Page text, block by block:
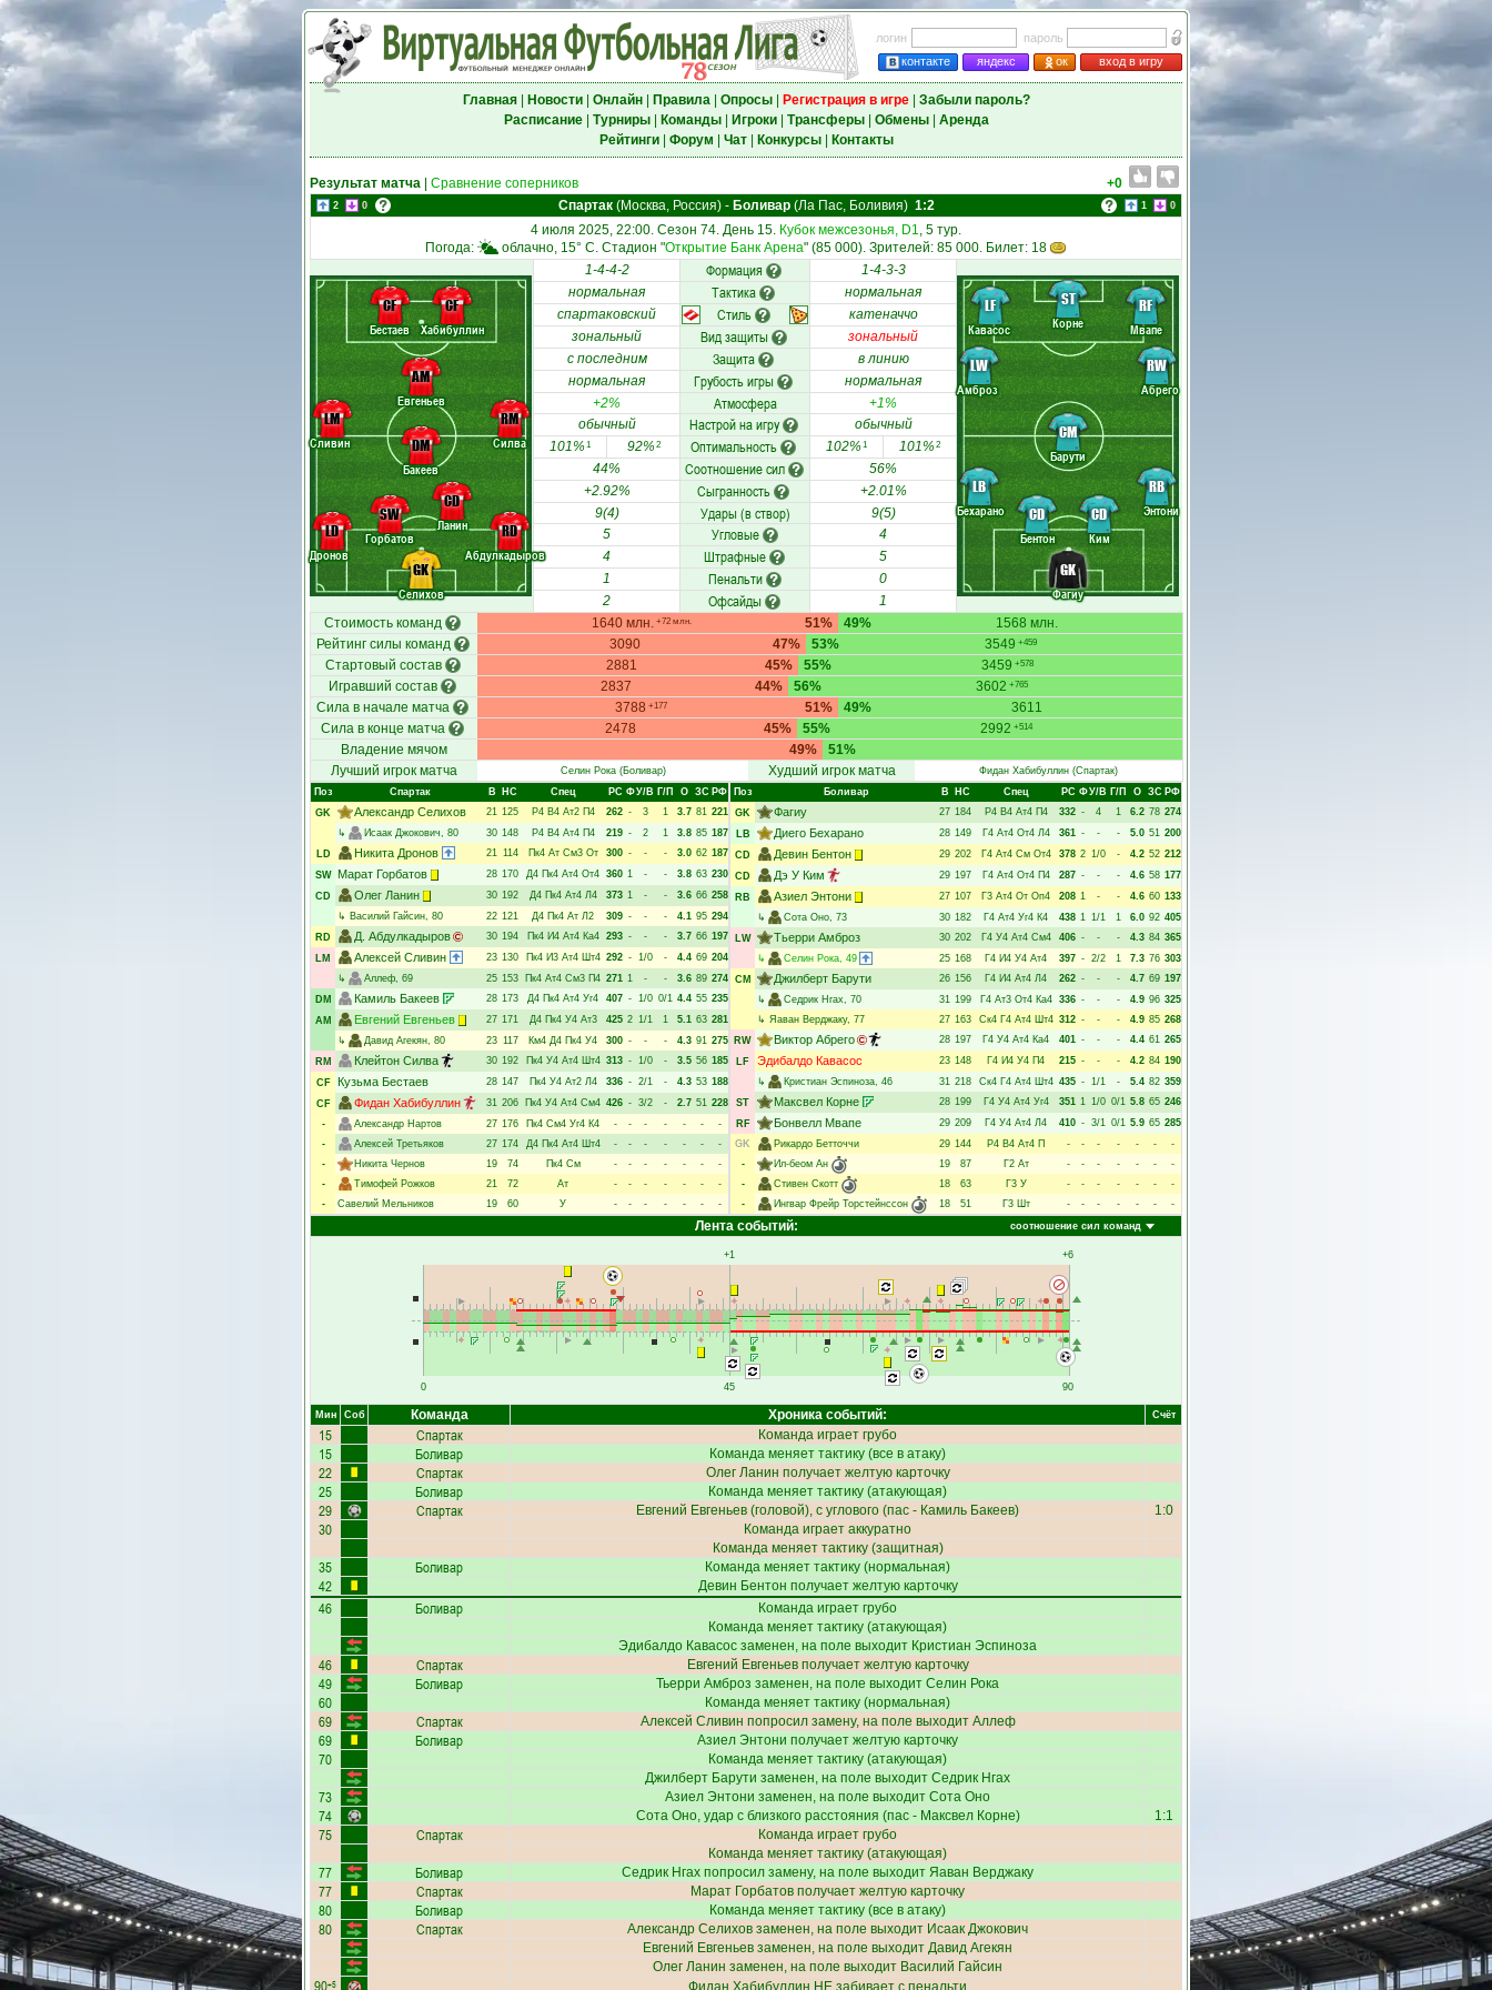
логин
пароль
контакте
яндекс ок вход в игру
Главная| Новости| Онлайн| Правила| Опросы| Регистрация в игре| Забыли пароль?
Расписание| Турниры| Команды| Игроки| Трансферы| Обмены| Аренда
Рейтинги| Форум Чат| Конкурсы| Контакты
Результат матча Сравнение соперников +0
2 0 Спартак(Москва, Россия)- Боливар(Ла Пас, Боливия) 1:2 1 0
4 июля 2025, 22:00. Сезон 74. День 15. Кубок межсезонья, D1, 5 тур.
Погода:
облачно, 15° C. Стадион "Открытие Банк Арена" (85 000). Зрителей: 85 000. Билет: 18
Селихов
Дронов
Горбатов
Ланин
Абдулкадыров
Сливин
Бакеев
Евгеньев
Силва
Бестаев Хабибуллин
GK
LD
SW
CD
RD
LM
DM
AM
RM
CF CF
1-4-4-2 Формация 1-4-3-3
Фагиу
Бехарано
Бентон
Ким
Энтони
Амброз
Барути
Абрего
Кавасос Корне Мвапе
GK
LB
CD
CD
RB
LW
CM
RW
LF ST RF
нормальная Тактика
нормальная
спартаковский
Стиль
катеначчо
зональный
Вид защиты
зональный
с последним
Защита
в линию
нормальная
Грубость игры
нормальная
+2%
Атмосфера
+1%
обычный
Настрой на игру
обычный
101%1 92%2 Оптимальность 102%1 101%2
44% Соотношение сил
56%
+2.92%
Сыгранность
+2.01%
9(4)
Удары (в створ)
9(5)
5
Угловые
4
4
Штрафные
5
1
Пенальти
0
2
Офсайды
1
Стоимость команд
1640 млн. +72 млн. 51% 1568 млн.
49%
Рейтинг силы команд
3090 47% 3549 +459
53%
Стартовый состав
2881 45% 3459 +578
55%
Игравший состав
2837 44% 3602 +765
56%
Сила в начале матча
3788 +177 51% 3611
49%
Сила в конце матча
2478 45% 2992 +514
55%
Владение мячом
49%
51%
Лучший игрок матча
Селин Рока(Боливар) Худший игрок матча Фидан Хабибуллин (Спартак)
Поз
Спартак В НC Спец РC ФУ/В Г/П О ЗС РФ
GK
Александр Селихов 21 125 Р4 В4 Ат2 П4 262 - 3 1 3.7 81 221
↳
Исаак Джокович, 80 30 148 Р4 В4 Ат4 П4 219 - 2 1 3.8 85 187
LD
Никита Дронов 21 114 Пк4 Ат См3 От 300 - - - 3.0 62 187
SW
Марат Горбатов 28 170 Д4 Пк4 Ат4 От4 360 1 - - 3.8 63 230
CD
Олег Ланин 30 192 Д4 Пк4 Ат4 Л4 373 1 - - 3.6 66 258
↳ Василий Гайсин, 80 22 121 Д4 Пк4 Ат Л2 309 - - - 4.1 95 294
RD
Д. Абдулкадыров 30 194 Пк4 И4 Ат4 Ка4 293 - - - 3.7 66 197
LM
Алексей Сливин 23 130 Пк4 И3 Ат4 Шт4 292 - 1/0 - 4.4 69 204
↳
Аллеф, 69 25 153 Пк4 Ат4 См3 П4 271 1 - - 3.6 89 274
DM
Камиль Бакеев 28 173 Д4 Пк4 Ат4 Уг4 407 - 1/0 0/1 4.4 55 235
AM
Евгений Евгеньев 27 171 Д4 Пк4 У4 Ат3 425 2 1/1 1 5.1 63 281
↳
Давид Агекян, 80 23 117 Км4 Д4 Пк4 У4 300 - - - 4.3 91 275
RM
Клейтон Силва 30 192 Пк4 У4 Ат4 Шт4 313 - 1/0 - 3.5 56 185
CF
Кузьма Бестаев 28 147 Пк4 У4 Ат2 Л4 336 - 2/1 - 4.3 53 188
CF
Фидан Хабибуллин 31 206 Пк4 У4 Ат4 См4 426 - 3/2 - 2.7 51 228
-
Александр Нартов 27 176 Пк4 См4 Уг4 К4 - - - - - -
-
-
Алексей Третьяков 27 174 Д4 Пк4 Ат4 Шт4 - - - - - -
-
-
Никита Чернов 19 74 Пк4 См - - - - - -
-
-
Тимофей Рожков 21 72 Ат - - - - - -
-
-
Савелий Мельников 19 60 У - - - - - - -
Поз Боливар В НC Спец РC ФУ/В Г/П О ЗС РФ
GK
Фагиу 27 184 Р4 В4 Ат4 П4 332 - 4 1 6.2 78 274
LB
Диего Бехарано 28 149 Г4 Ат4 От4 Л4 361 - - - 5.0 51 200
CD
Девин Бентон 29 202 Г4 Ат4 См От4 378 2 1/0 - 4.2 52 212
CD
Дэ У Ким 29 197 Г4 Ат4 От4 П4 287 - - - 4.6 58 177
RB
Азиел Энтони 27 107 Г3 Ат4 От Оп4 208 1 - - 4.6 60 133
↳
Сота Оно, 73 30 182 Г4 Ат4 Уг4 К4 438 1 1/1 1 6.0 92 405
LW
Тьерри Амброз 30 202 Г4 У4 Ат4 См4 406 - - - 4.3 84 365
↳
Селин Рока, 49 25 168 Г4 И4 У4 Ат4 397 - 2/2 1 7.3 76 303
CM
Джилберт Барути 26 156 Г4 И4 Ат4 Л4 262 - - - 4.7 69 197
↳
Седрик Нгах, 70 31 199 Г4 Ат3 От4 Ка4 336 - - - 4.9 96 325
↳ Яаван Верджаку, 77 27 163 Ск4 Г4 Ат4 Шт4 312 - - - 4.9 85 268
RW
Виктор Абрего 28 197 Г4 У4 Ат4 Ка4 401 - - - 4.4 61 265
LF
Эдибалдо Кавасос 23 148 Г4 И4 У4 П4 215 - - - 4.2 84 190
↳
Кристиан Эспиноза, 46 31 218 Ск4 Г4 Ат4 Шт4 435 - 1/1 - 5.4 82 359
ST
Максвел Корне 28 199 Г4 У4 Ат4 Уг4 351 1 1/0 0/1 5.8 65 246
RF
Бонвелл Мвапе 29 209 Г4 У4 Ат4 Л4 410 - 3/1 0/1 5.9 65 285
GK
Рикардо Бетточчи 29 144 Р4 В4 Ат4 П - - - - - -
-
-
Ил-беом Ан 19 87 Г2 Ат - - - - - -
-
-
Стивен Скотт 18 63 Г3 У - - - - - -
-
-
Ингвар Фрейр Торстейнссон 18 51 Г3 Шт - - - - - -
-
соотношение сил команд
Лента событий:
0
+1
45
+6
90
Мин Соб Команда Хроника событий: Счёт
15 Спартак Команда играет грубо
15 Боливар Команда меняет тактику (все в атаку)
22 Спартак Олег Ланин получает желтую карточку
25 Боливар Команда меняет тактику (атакующая)
29 Спартак Евгений Евгеньев (головой), с углового (пас - Камиль Бакеев) 1:0
30
Команда играет аккуратно
Команда меняет тактику (защитная)
35 Боливар Команда меняет тактику (нормальная)
42 Девин Бентон получает желтую карточку
46 Боливар
Команда играет грубо
Команда меняет тактику (атакующая)
Эдибалдо Кавасос заменен, на поле выходит Кристиан Эспиноза
46 Спартак Евгений Евгеньевполучает желтую карточку
49 Боливар Тьерри Амброз заменен, на поле выходит Селин Рока
60 Команда меняет тактику (нормальная)
69 Спартак Алексей Сливин попросил замену, на поле выходит Аллеф
69 Боливар Азиел Энтони получает желтую карточку
70
Команда меняет тактику (атакующая)
Джилберт Барути заменен, на поле выходит Седрик Нгах
73 Азиел Энтони заменен, на поле выходит Сота Оно
74 Сота Оно, удар с близкого расстояния (пас - Максвел Корне) 1:1
75 Спартак
Команда играет грубо
Команда меняет тактику (атакующая)
77 Боливар Седрик Нгах попросил замену, на поле выходит Яаван Верджаку
77 Спартак Марат Горбатов получает желтую карточку
80 Боливар Команда меняет тактику (все в атаку)
80 Спартак Александр Селихов заменен, на поле выходит Исаак Джокович
Евгений Евгеньев заменен, на поле выходит Давид Агекян
Олег Ланин заменен, на поле выходит Василий Гайсин
90+5 Фидан Хабибуллин НЕ забивает с пенальти